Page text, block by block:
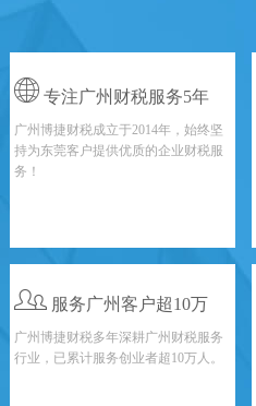
专注广州财税服务5年
广州博捷财税成立于2014年，始终坚
持为东莞客户提供优质的企业财税服
务！
服务广州客户超10万
广州博捷财税多年深耕广州财税服务
行业，已累计服务创业者超10万人。